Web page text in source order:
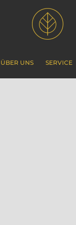
ÜBER UNS SERVICE